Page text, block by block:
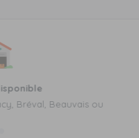
Bréval, Beauvais ou